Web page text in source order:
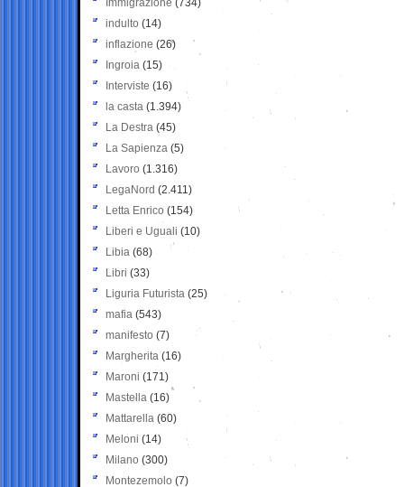
Immigrazione (734)
indulto (14)
inflazione (26)
Ingroia (15)
Interviste (16)
la casta (1.394)
La Destra (45)
La Sapienza (5)
Lavoro (1.316)
LegaNord (2.411)
Letta Enrico (154)
Liberi e Uguali (10)
Libia (68)
Libri (33)
Liguria Futurista (25)
mafia (543)
manifesto (7)
Margherita (16)
Maroni (171)
Mastella (16)
Mattarella (60)
Meloni (14)
Milano (300)
Montezemolo (7)